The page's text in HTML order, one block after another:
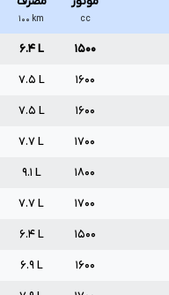
cc
km ۱۰۰
۱۵۰۰ L ۶.۴
۱۶۰۰ L ۷.۵
۱۶۰۰ L ۷.۵
۱۷۰۰ L۷.۷
۱۸۰۰ L ۹.۱
۱۷۰۰ L۷.۷
۱۵۰۰ L ۶.۴
۱۶۰۰ L ۶.۹